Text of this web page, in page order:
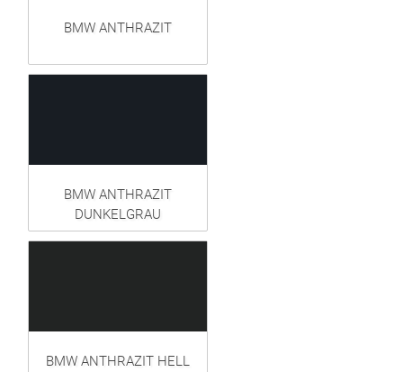
BMW ANTHRAZIT
BMW ANTHRAZIT
DUNKELGRAU
BMW ANTHRAZIT HELL